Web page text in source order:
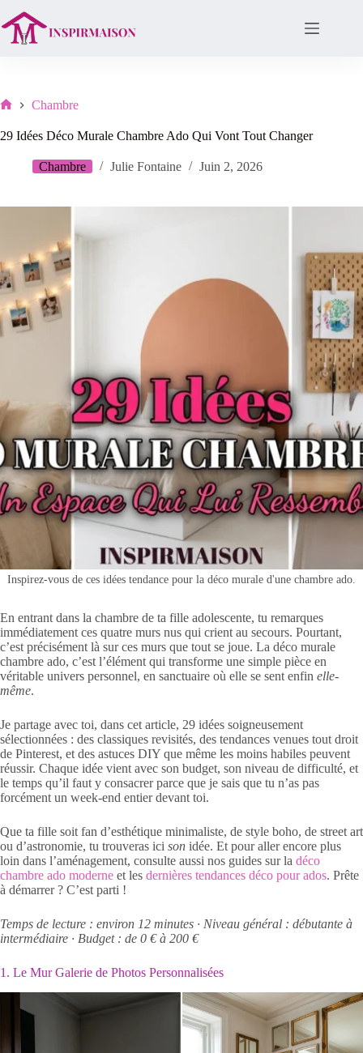
au
contenu
Chambre
29 Idées Déco Murale Chambre Ado Qui Vont Tout Changer
Chambre Julie Fontaine Juin 2, 2026
Inspirez-vous de ces idées tendance pour la déco murale d'une chambre ado.
En entrant dans la chambre de ta fille adolescente, tu remarques
immédiatement ces quatre murs nus qui crient au secours. Pourtant,
c’est précisément là sur ces murs que tout se joue. La déco murale
chambre ado, c’est l’élément qui transforme une simple pièce en
véritable univers personnel, en sanctuaire où elle se sent enfin elle-
même.
Je partage avec toi, dans cet article, 29 idées soigneusement
sélectionnées : des classiques revisités, des tendances venues tout droit
de Pinterest, et des astuces DIY que même les moins habiles peuvent
réussir. Chaque idée vient avec son budget, son niveau de difficulté, et
le temps qu’il faut y consacrer parce que je sais que tu n’as pas
forcément un week-end entier devant toi.
Que ta fille soit fan d’esthétique minimaliste, de style boho, de street art
ou d’astronomie, tu trouveras ici son idée. Et pour aller encore plus
loin dans l’aménagement, consulte aussi nos guides sur la déco
chambre ado moderne et les dernières tendances déco pour ados. Prête
à démarrer ? C’est parti !
Temps de lecture : environ 12 minutes · Niveau général : débutante à
intermédiaire · Budget : de 0 € à 200 €
1. Le Mur Galerie de Photos Personnalisées